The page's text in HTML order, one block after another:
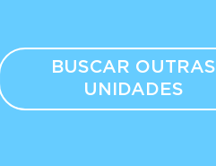
BUSCAR OUTRAS
UNIDADES